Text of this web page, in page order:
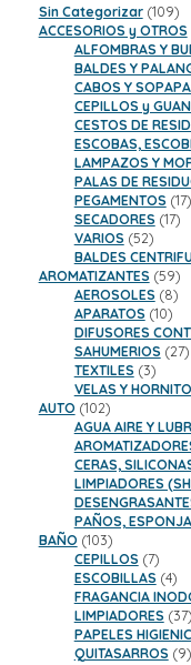
Sin Categorizar 109109
ACCESORIOS y OTROS
ALFOMBRAS Y
BALDES Y
CABOS Y
CEPILLOS y
CESTOS DE
ESCOBAS,
LAMPAZOS Y
PALAS DE
PEGAMENTOS 1717
SECADORES 1717
VARIOS 5252
BALDES
AROMATIZANTES 5959
AEROSOLES 88
APARATOS 1010
DIFUSORES
SAHUMERIOS 2727
TEXTILES 33
VELAS Y
AUTO 102102
productos
AGUA AIRE Y
CERAS,
LIMPIADORES
PAÑOS,
BAÑO 103103
productos
CEPILLOS 77
ESCOBILLAS 44
FRAGANCIA
LIMPIADORES 37
PAPELES
QUITASARROS 99